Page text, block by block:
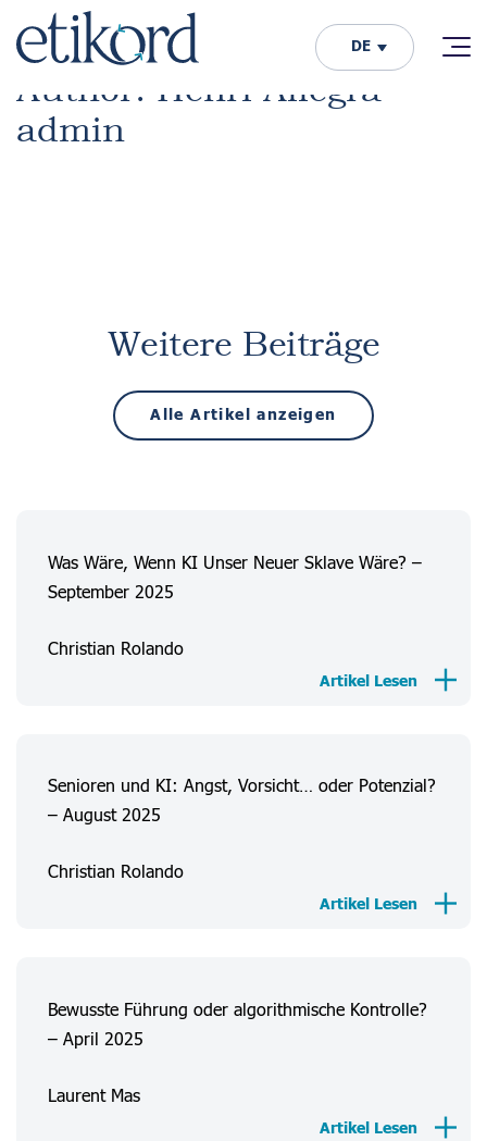
DE
Author: Henri Allegra
admin
Weitere Beiträge
Alle Artikel anzeigen
Was Wäre, Wenn KI Unser Neuer Sklave Wäre? –
September 2025
Christian Rolando
Artikel Lesen
Senioren und KI: Angst, Vorsicht… oder Potenzial?
– August 2025
Christian Rolando
Artikel Lesen
Bewusste Führung oder algorithmische Kontrolle?
– April 2025
Laurent Mas
Artikel Lesen